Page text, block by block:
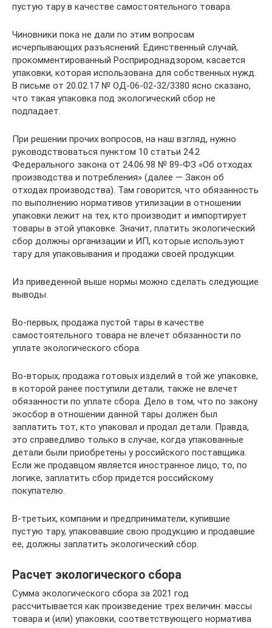
пустую тару в качестве самостоятельного товара.
Чиновники пока не дали по этим вопросам
исчерпывающих разъяснений. Единственный случай,
прокомментированный Росприроднадзором, касается
упаковки, которая использована для собственных нужд.
В письме от 20.02.17 № ОД-06-02-32/3380 ясно сказано,
что такая упаковка под экологический сбор не
подпадает.
При решении прочих вопросов, на наш взгляд, нужно
руководствоваться пунктом 10 статьи 24.2
Федерального закона от 24.06.98 № 89-ФЗ «Об отходах
производства и потребления» (далее — Закон об
отходах производства). Там говорится, что обязанность
по выполнению нормативов утилизации в отношении
упаковки лежит на тех, кто производит и импортирует
товары в этой упаковке. Значит, платить экологический
сбор должны организации и ИП, которые используют
тару для упаковывания и продажи своей продукции.
Из приведенной выше нормы можно сделать следующие
выводы.
Во-первых, продажа пустой тары в качестве
самостоятельного товара не влечет обязанности по
уплате экологического сбора.
Во-вторых, продажа готовых изделий в той же упаковке,
в которой ранее поступили детали, также не влечет
обязанности по уплате сбора. Дело в том, что по закону
экосбор в отношении данной тары должен был
заплатить тот, кто упаковал и продал детали. Правда,
это справедливо только в случае, когда упакованные
детали были приобретены у российского поставщика.
Если же продавцом является иностранное лицо, то, по
логике, заплатить сбор придется российскому
покупателю.
В-третьих, компании и предприниматели, купившие
пустую тару, упаковавшие свою продукцию и продавшие
ее, должны заплатить экологический сбор.
Расчет экологического сбора
Сумма экологического сбора за 2021 год
рассчитывается как произведение трех величин: массы
товара и (или) упаковки, соответствующего норматива